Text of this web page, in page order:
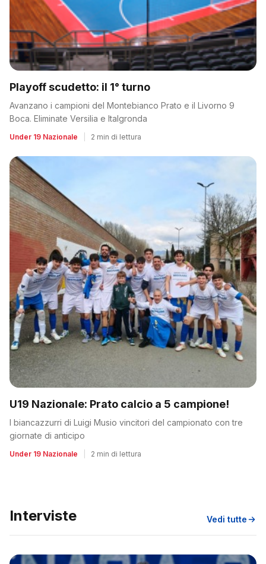
Playoff scudetto: il 1° turno
Avanzano i campioni del Montebianco Prato e il Livorno 9
Boca. Eliminate Versilia e Italgronda
Under 19 Nazionale 2 min di lettura
U19 Nazionale: Prato calcio a 5 campione!
I biancazzurri di Luigi Musio vincitori del campionato con tre
giornate di anticipo
Under 19 Nazionale 2 min di lettura
Interviste Vedi tutte